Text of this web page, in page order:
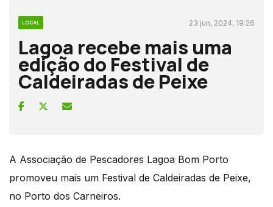
LOCAL 23 jun, 2024, 19:26
Lagoa recebe mais uma
edição do Festival de
Caldeiradas de Peixe
A Associação de Pescadores Lagoa Bom Porto
promoveu mais um Festival de Caldeiradas de Peixe,
no Porto dos Carneiros.